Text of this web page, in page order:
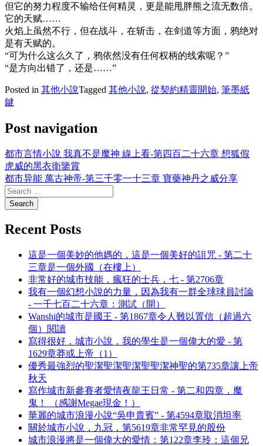
但它的努力程度不输给任何精灵，更是能甩胖熊之流无数倍。
它的天赋……
火焰上虽然不行，但在战斗，在斩击，在剑道等方面，鸦绝对
是有天赋的。
“可为什么这么久了，鸦依然没有任何权柄的线索呢？”
“是方向出错了，还是……”
Posted in 其他小說Tagged 其他小說, 從契約精靈開始, 筆墨紙
鍵
Post navigation
都市言情小說 我真不是魔神 線上看-第四百二十六章 想狐假
虎威的黑衣衛鑒賞
都市异能 萬古神帝-第三千零一十三章 寶藥神丹之威分享
Recent Posts
這是一個美妙的他媽的，這是一個美好的詛咒 - 第二十
三章是一個外國（在樓上）
非常好的城市技能，瘋狂的士兵，七 - 第2706章
我有一個幻想小說的力量，因為我有一群全球球員討論
- 一千七百二十六章：測試（開）
Wanshi的城市是國王 - 第1867章令人難以置信（超過六
個）閱讀
寫得很好，城市小說，我的學生是一個偉大的愛 - 第
1629章莽或上帝（1）
優秀最強烈的聖潔聖潔聖潔聖聖潔神聖的第735章讓上帝
秋天
寫作城市新參賽者愛情夜龍王日常 - 第二和四章，魔
鬼！ （感謝Megae現金！）
華麗的城市浪漫小說“吳申貴賓” - 第4594章取消坦率
關於城市小說，九冠，第5619章非常罕見的股份
城市浪漫將是一個偉大的愛情：第122章李玲：這個兄